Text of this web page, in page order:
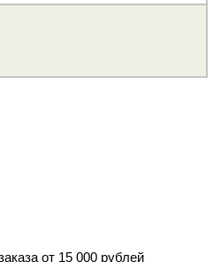
от 15 000 рублей